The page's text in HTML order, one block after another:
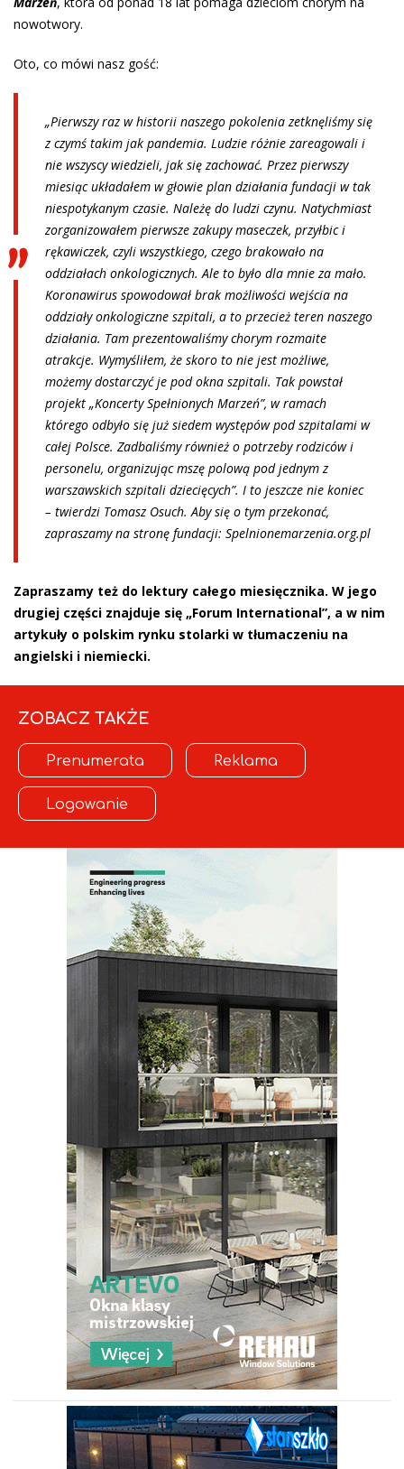
nowotwory.
Oto, co mówi nasz gość:
„Pierwszy raz w historii naszego pokolenia zetknęliśmy się
z czymś takim jak pandemia. Ludzie różnie zareagowali i
nie wszyscy wiedzieli, jak się zachować. Przez pierwszy
miesiąc układałem w głowie plan działania fundacji w tak
niespotykanym czasie. Należę do ludzi czynu. Natychmiast
zorganizowałem pierwsze zakupy maseczek, przyłbic i
rękawiczek, czyli wszystkiego, czego brakowało na
oddziałach onkologicznych. Ale to było dla mnie za mało.
Koronawirus spowodował brak możliwości wejścia na
oddziały onkologiczne szpitali, a to przecież teren naszego
działania. Tam prezentowaliśmy chorym rozmaite
atrakcje. Wymyśliłem, że skoro to nie jest możliwe,
możemy dostarczyć je pod okna szpitali. Tak powstał
projekt „Koncerty Spełnionych Marzeń”, w ramach
którego odbyło się już siedem występów pod szpitalami w
całej Polsce. Zadbaliśmy również o potrzeby rodziców i
personelu, organizując mszę polową pod jednym z
warszawskich szpitali dziecięcych”. I to jeszcze nie koniec
– twierdzi Tomasz Osuch. Aby się o tym przekonać,
zapraszamy na stronę fundacji: Spelnionemarzenia.org.pl
Zapraszamy też do lektury całego miesięcznika. W jego
drugiej części znajduje się „Forum International”, a w nim
artykuły o polskim rynku stolarki w tłumaczeniu na
angielski i niemiecki.
ZOBACZ TAKŻE
Prenumerata Reklama
Logowanie